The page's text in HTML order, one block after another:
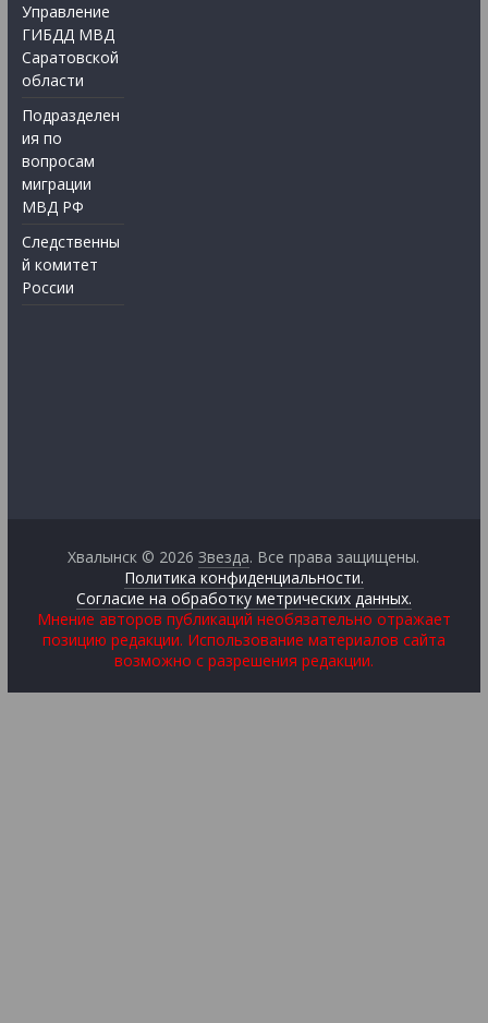
Управление
ГИБДД МВД
Саратовской
области
Подразделен
ия по
вопросам
миграции
МВД РФ
Следственны
й комитет
России
Хвалынск © 2026Звезда. Все права защищены.
Политика конфиденциальности.
Согласие на обработку метрических данных.
Мнение авторов публикаций необязательно отражает
позицию редакции. Использование материалов сайта
возможно с разрешения редакции.